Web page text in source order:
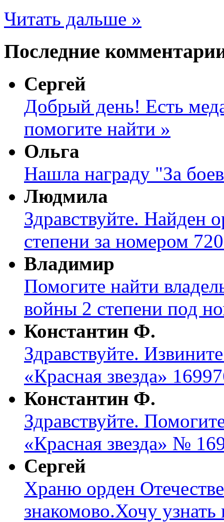
Читать дальше »
Последние
Сергей
Добрый день! Есть
помогите найти »
Ольга
Нашла награду "За
Людмила
Здравствуйте. Найден
степени за номером
Владимир
Помогите найти
войны 2 степени под
Константин Ф.
Здравствуйте.
«Красная звезда»
Константин Ф.
Здравствуйте.
«Красная звезда» №
Сергей
Храню орден
знакомово.Хочу узнать